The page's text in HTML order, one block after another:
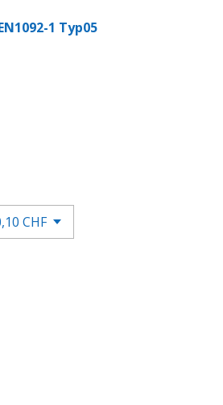
1 Typ05